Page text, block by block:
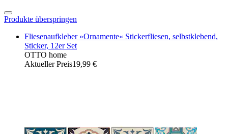
Produkte überspringen
Fliesenaufkleber »Ornamente« Stickerfliesen, selbstklebend,
Sticker, 12er Set
OTTO home
Aktueller Preis19,99 €